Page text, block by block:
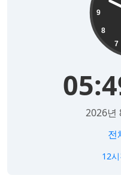
7
8
9
2026년
전
12